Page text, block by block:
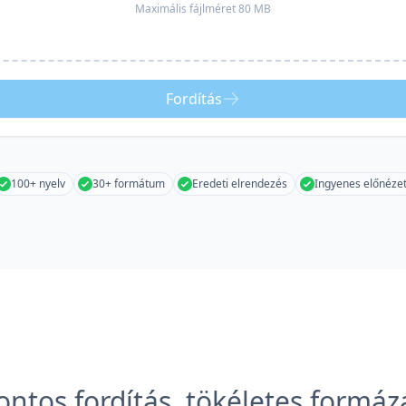
Maximális fájlméret 80 MB
Fordítás
100+ nyelv 30+ formátum Eredeti elrendezés Ingyenes előnézet